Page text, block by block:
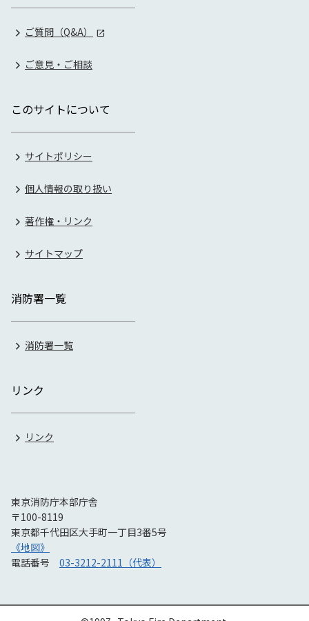
ご質問（Q&A）
ご意見・ご相談
このサイトについて
サイトポリシー
個人情報の取り扱い
著作権・リンク
サイトマップ
消防署一覧
消防署一覧
リンク
リンク
東京消防庁本部庁舎
〒100-8119
東京都千代田区大手町一丁目3番5号
《地図》
電話番号 03-3212-2111（代表）